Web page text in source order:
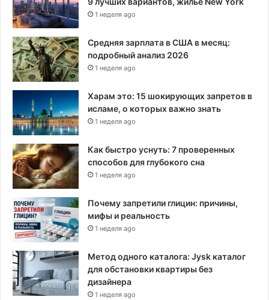
1 неделя ago
Средняя зарплата в США в месяц:
подробный анализ 2026
1 неделя ago
Харам это: 15 шокирующих запретов в
исламе, о которых важно знать
1 неделя ago
Как быстро уснуть: 7 проверенных
способов для глубокого сна
1 неделя ago
Почему запретили глицин: причины,
мифы и реальность
1 неделя ago
Метод одного каталога: Jysk каталог
для обстановки квартиры без
дизайнера
1 неделя ago